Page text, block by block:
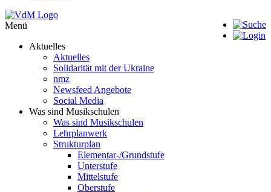
Menü
Aktuelles
Aktuelles
Solidarität mit der Ukraine
nmz
Newsfeed Angebote
Social Media
Was sind Musikschulen
Was sind Musikschulen
Lehrplanwerk
Strukturplan
Elementar-/Grundstufe
Unterstufe
Mittelstufe
Oberstufe